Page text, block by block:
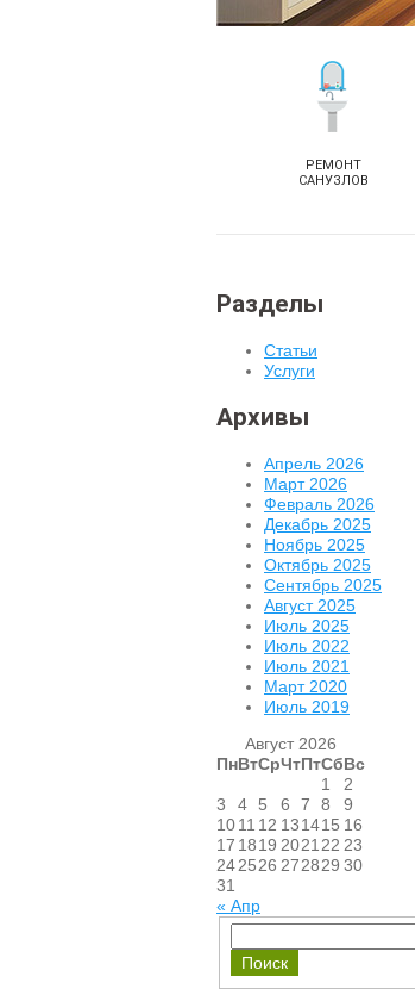
РЕМОНТ
САНУЗЛОВ
Разделы
Статьи
Услуги
Архивы
Апрель 2026
Март 2026
Февраль 2026
Декабрь 2025
Ноябрь 2025
Октябрь 2025
Сентябрь 2025
Август 2025
Июль 2025
Июль 2022
Июль 2021
Март 2020
Июль 2019
Август 2026
ПнВтСрЧтПтСбВс
1
2
3
4 5 6 7 8
9
1011 12 131415 16
17 1819 2021 22 23
242526 272829 30
31
« Апр